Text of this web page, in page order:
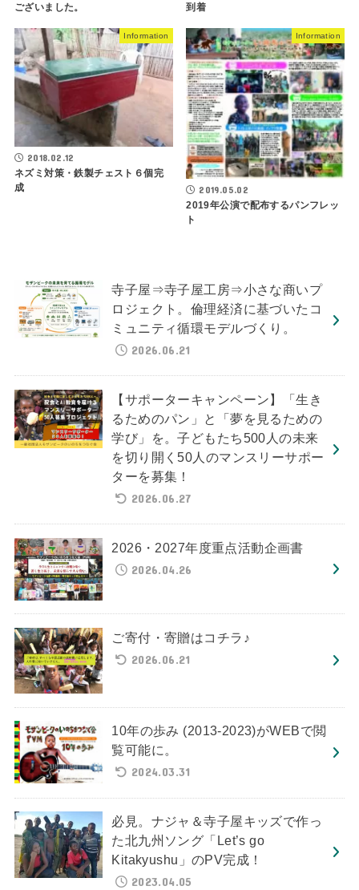
ございました。
到着
Information
2018.02.12
ネズミ対策・鉄製チェスト６個完
成
Information
2019.05.02
2019年公演で配布するパンフレッ
ト
寺子屋⇒寺子屋工房⇒小さな商いプ
ロジェクト。倫理経済に基づいたコ
ミュニティ循環モデルづくり。
2026.06.21
【サポーターキャンペーン】「生き
るためのパン」と「夢を見るための
学び」を。子どもたち500人の未来
を切り開く50人のマンスリーサポー
ターを募集！
2026.06.27
2026・2027年度重点活動企画書
2026.04.26
ご寄付・寄贈はコチラ♪
2026.06.21
10年の歩み (2013-2023)がWEBで閲
覧可能に。
2024.03.31
必見。ナジャ＆寺子屋キッズで作っ
た北九州ソング「Let’s go
Kitakyushu」のPV完成！
2023.04.05